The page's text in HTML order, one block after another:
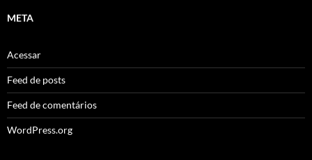
META
Acessar
Feed de posts
Feed de comentários
WordPress.org